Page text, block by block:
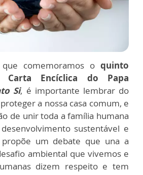
comemoramos o quinto
Carta Encíclica do Papa
Si, é importante lembrar do
a nossa casa comum, e
de unir toda a família humana
sustentável e
um debate que una a
ambiental que vivemos e
dizem respeito e tem